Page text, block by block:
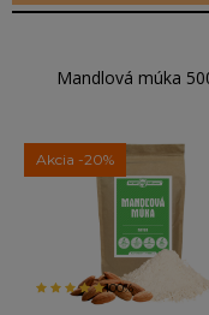
Mandlová múka
Akcia -20%
100%